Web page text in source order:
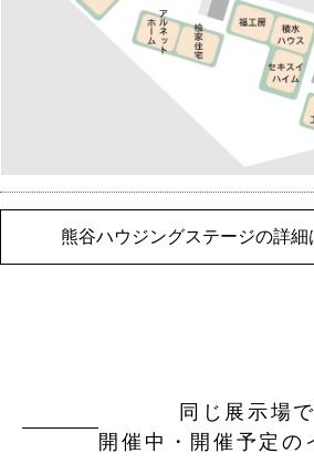
熊谷ハウジングステージの詳細
同じ展示場で
開催中・開催予定の